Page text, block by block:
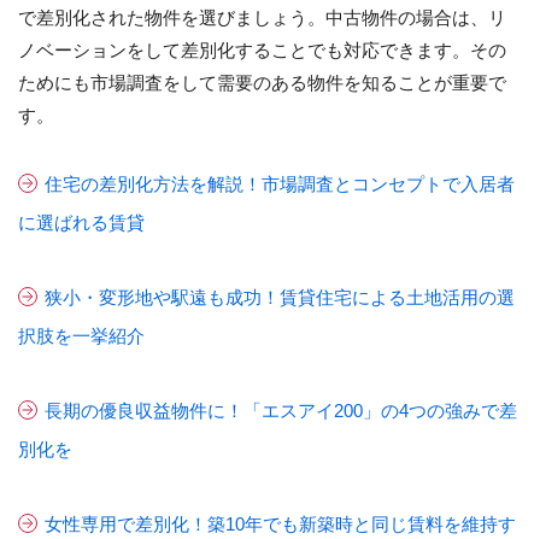
で差別化された物件を選びましょう。中古物件の場合は、リ
ノベーションをして差別化することでも対応できます。その
ためにも市場調査をして需要のある物件を知ることが重要で
す。
住宅の差別化方法を解説！市場調査とコンセプトで入居者
に選ばれる賃貸
狭小・変形地や駅遠も成功！賃貸住宅による土地活用の選
択肢を一挙紹介
長期の優良収益物件に！「エスアイ200」の4つの強みで差
別化を
女性専用で差別化！築10年でも新築時と同じ賃料を維持す